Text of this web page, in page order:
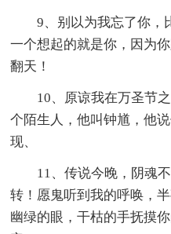
9、别以为我忘了你
一个想起的就是你，因为
翻天！
10、原谅我在万圣节
个陌生人，他叫钟馗，他
现、
11、传说今晚，阴魂
转！愿鬼听到我的呼唤，
幽绿的眼，干枯的手抚摸